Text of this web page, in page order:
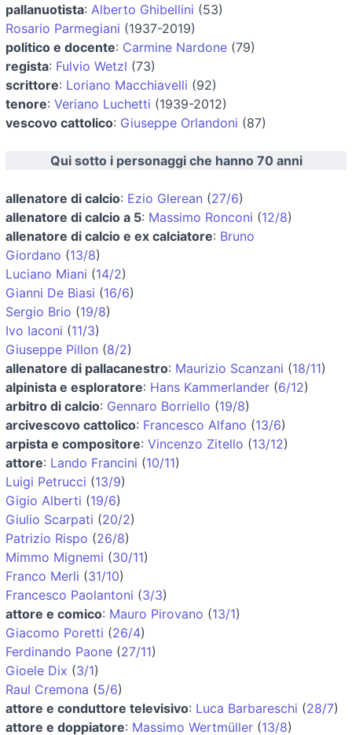
pallanuotista: Alberto Ghibellini (53)
Rosario Parmegiani (1937-2019)
politico e docente: Carmine Nardone (79)
regista: Fulvio Wetzl (73)
scrittore: Loriano Macchiavelli (92)
tenore: Veriano Luchetti (1939-2012)
vescovo cattolico: Giuseppe Orlandoni (87)
Qui sotto i personaggi che hanno 70 anni
allenatore di calcio: Ezio Glerean (27/6)
allenatore di calcio a 5: Massimo Ronconi (12/8)
allenatore di calcio e ex calciatore: Bruno
Giordano (13/8)
Luciano Miani (14/2)
Gianni De Biasi (16/6)
Sergio Brio (19/8)
Ivo Iaconi (11/3)
Giuseppe Pillon (8/2)
allenatore di pallacanestro: Maurizio Scanzani (18/11)
alpinista e esploratore: Hans Kammerlander (6/12)
arbitro di calcio: Gennaro Borriello (19/8)
arcivescovo cattolico: Francesco Alfano (13/6)
arpista e compositore: Vincenzo Zitello (13/12)
attore: Lando Francini (10/11)
Luigi Petrucci (13/9)
Gigio Alberti (19/6)
Giulio Scarpati (20/2)
Patrizio Rispo (26/8)
Mimmo Mignemi (30/11)
Franco Merli (31/10)
Francesco Paolantoni (3/3)
attore e comico: Mauro Pirovano (13/1)
Giacomo Poretti (26/4)
Ferdinando Paone (27/11)
Gioele Dix (3/1)
Raul Cremona (5/6)
attore e conduttore televisivo: Luca Barbareschi (28/7)
attore e doppiatore: Massimo Wertmüller (13/8)